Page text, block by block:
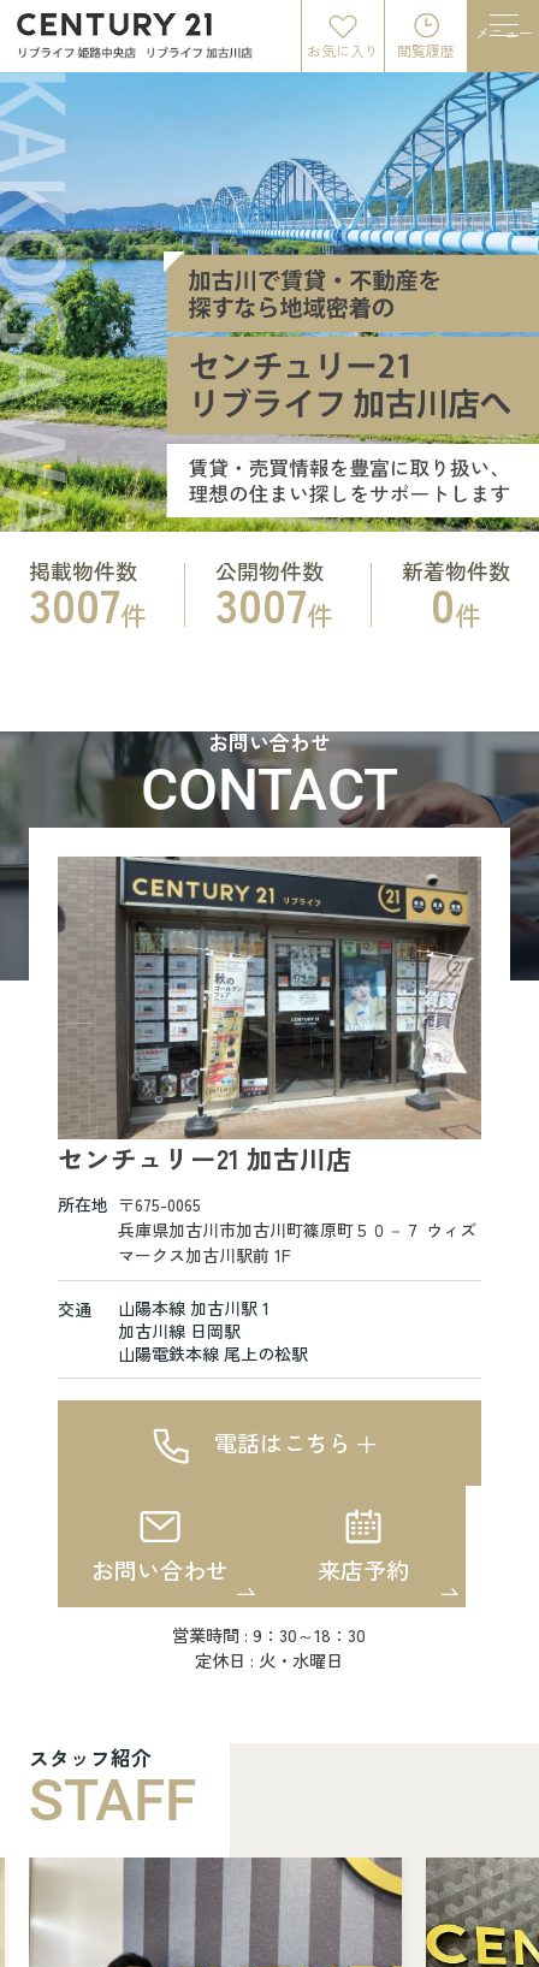
お気に入り 閲覧履歴
メニュー
掲載物件数
3007件
公開物件数
3007件
新着物件数
0件
お問い合わせ
CONTACT
センチュリー21 加古川店
所在地 〒675-0065
兵庫県加古川市加古川町篠原町５０－７ ウィズ
マークス加古川駅前 1F
交通
山陽本線 加古川駅 1
加古川線 日岡駅
山陽電鉄本線 尾上の松駅
電話はこちら
お問い合わせ 来店予約
営業時間 : 9：30～18：30
定休日 : 火・水曜日
スタッフ紹介
STAFF